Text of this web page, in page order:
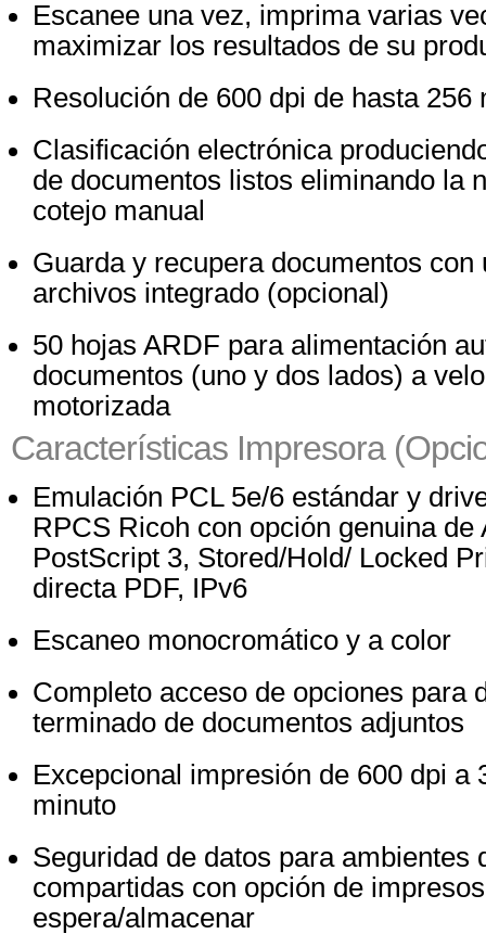
Escanee una vez, imprima varias
maximizar los resultados de su
Resolución de 600 dpi de hasta 256
Clasificación electrónica
de documentos listos eliminando la
cotejo manual
Guarda y recupera documentos con
archivos integrado (opcional)
50 hojas ARDF para alimentación
documentos (uno y dos lados) a
motorizada
Características Impresora
Emulación PCL 5e/6 estándar y
RPCS Ricoh con opción genuina de
PostScript 3, Stored/Hold/ Locked
directa PDF, IPv6
Escaneo monocromático y a color
Completo acceso de opciones para
terminado de documentos adjuntos
Excepcional impresión de 600 dpi a
minuto
Seguridad de datos para ambientes
compartidas con opción de
espera/almacenar